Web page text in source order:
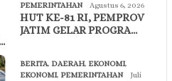
PEMERINTAHAN
Agustus 6, 2026
HUT KE-81 RI, PEMPROV
JATIM GELAR PROGRA…
BERITA, DAERAH, EKONOMI,
EKONOMI, PEMERINTAHAN
Juli